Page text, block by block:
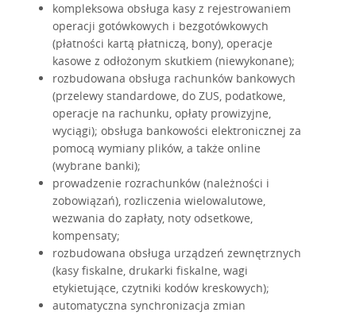
kompleksowa obsługa kasy z rejestrowaniem
operacji gotówkowych i bezgotówkowych
(płatności kartą płatniczą, bony), operacje
kasowe z odłożonym skutkiem (niewykonane);
rozbudowana obsługa rachunków bankowych
(przelewy standardowe, do ZUS, podatkowe,
operacje na rachunku, opłaty prowizyjne,
wyciągi); obsługa bankowości elektronicznej za
pomocą wymiany plików, a także online
(wybrane banki);
prowadzenie rozrachunków (należności i
zobowiązań), rozliczenia wielowalutowe,
wezwania do zapłaty, noty odsetkowe,
kompensaty;
rozbudowana obsługa urządzeń zewnętrznych
(kasy fiskalne, drukarki fiskalne, wagi
etykietujące, czytniki kodów kreskowych);
automatyczna synchronizacja zmian